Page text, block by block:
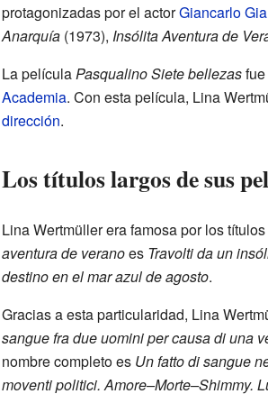
protagonizadas por el actorGiancarlo
Anarquía(1973), Insólita Aventura de
La películaPasqualino Siete bellezasfue
Academia. Con esta película, Lina
dirección.
Los títulos largos de sus
Lina Wertmüller era famosa por los
aventura de veranoes Travolti da un
destino en el mar azul de agosto.
Gracias a esta particularidad, Lina
sangue fra due uomini per causa di una
nombre completo es Un fatto di sangue
moventi politici. Amore–Morte–Shimmy.